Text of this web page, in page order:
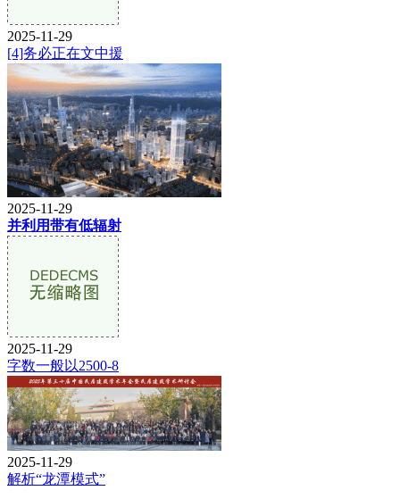
2025-11-29
[4]务必正在文中援
2025-11-29
并利用带有低辐射
2025-11-29
字数一般以2500-8
2025-11-29
解析“龙潭模式”